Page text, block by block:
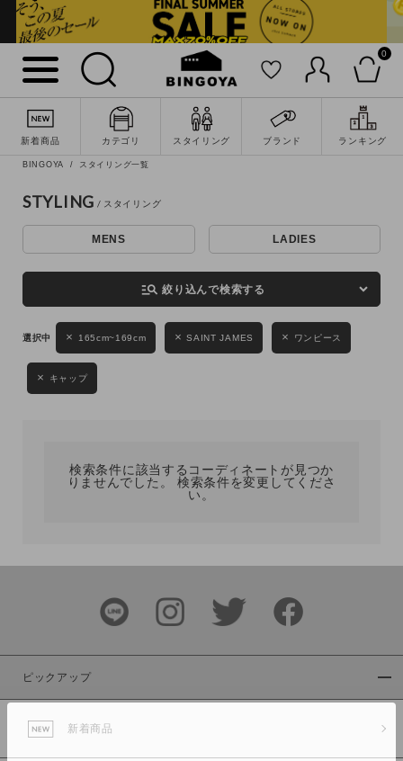
0
新着商品 カテゴリ スタイリング ブランド ランキング
詳細検索
キーワード
性別
MENS LADIES KIDS
ブランド
カラー
BINGOYA スタイリング一覧
STYLING
MENS LADIES
manage_search 絞り込んで検索する
165cm~169cm SAINT JAMES ワンピース
キャップ
検索条件に該当するコーディネートが見つか
りませんでした。 検索条件を変更してくださ
い。
ピックアップ
新着商品